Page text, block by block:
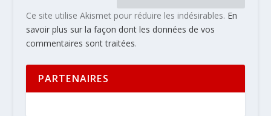
Ce site utilise Akismet pour réduire les indésirables. En
savoir plus sur la façon dont les données de vos
commentaires sont traitées.
PARTENAIRES